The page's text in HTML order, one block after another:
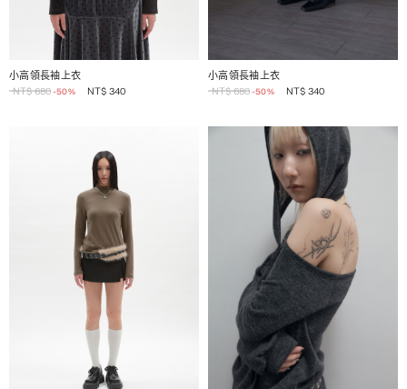
小高領長袖上衣
NT$ 680-50% NT$ 340
小高領長袖上衣
NT$ 680-50% NT$ 340